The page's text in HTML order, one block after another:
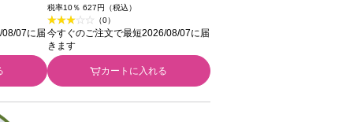
07に届
税率10％ 627円（税込）
（0）
今すぐのご注文で最短2026/08/07に届
きます
カートに入れる